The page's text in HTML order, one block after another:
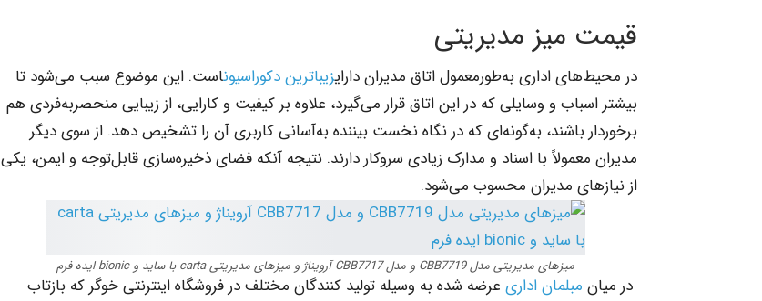
قیمت میز مدیریتی
در محیط‌های اداری به‌طورمعمول اتاق مدیران دارایزیباترین دکوراسیوناست. این موضوع سبب می‌شود تا
بیشتر اسباب و وسایلی که در این اتاق قرار می‌گیرد، علاوه بر کیفیت و کارایی، از زیبایی منحصربه‌فردی هم
برخوردار باشند، به‌گونه‌ای که در نگاه نخست بیننده به‌آسانی کاربری آن را تشخیص دهد. از سوی دیگر
مدیران معمولاً با اسناد و مدارک زیادی سروکار دارند. نتیجه آنکه فضای ذخیره‌سازی قابل‌توجه و ایمن، یکی
از نیازهای مدیران محسوب می‌شود.
میزهای مدیریتی مدل CBB7719 و مدل CBB7717 آرویناژ و میزهای مدیریتی carta با ساید و bionic ایده فرم
در میان مبلمان اداری عرضه شده به وسیله تولید کنندگان مختلف در فروشگاه اینترنتی خوگر که بازتاب